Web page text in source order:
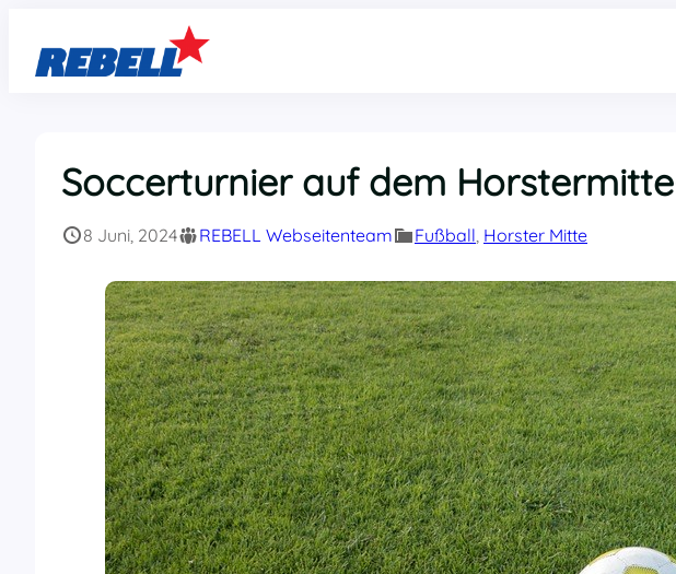
springen
Soccerturnier auf dem
8 Juni, 2024 REBELL Webseitenteam Fußball Horster Mitte